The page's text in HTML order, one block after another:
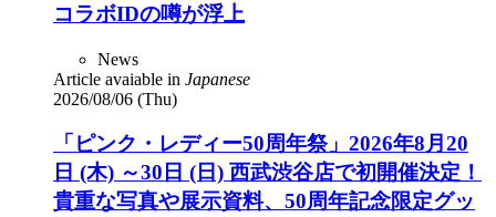
コラボIDの噂が浮上
News
Article avaiable in Japanese
2026/08/06 (Thu)
「ピンク・レディー50周年祭」2026年8月20
日 (木) ～30日 (日) 西武渋谷店で初開催決定！
貴重な写真や展示資料、50周年記念限定グッ